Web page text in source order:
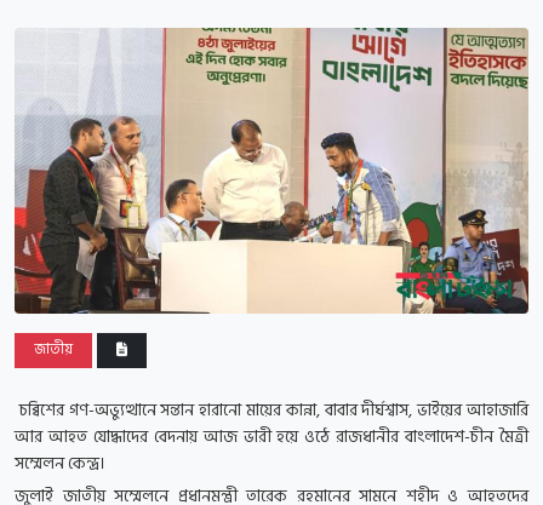
জাতীয়
চব্বিশের গণ-অভ্যুত্থানে সন্তান হারানো মায়ের কান্না, বাবার দীর্ঘশ্বাস, ভাইয়ের আহাজারি
আর আহত যোদ্ধাদের বেদনায় আজ ভারী হয়ে ওঠে রাজধানীর বাংলাদেশ-চীন মৈত্রী
সম্মেলন কেন্দ্র।
জুলাই জাতীয় সম্মেলনে প্রধানমন্ত্রী তারেক রহমানের সামনে শহীদ ও আহতদের